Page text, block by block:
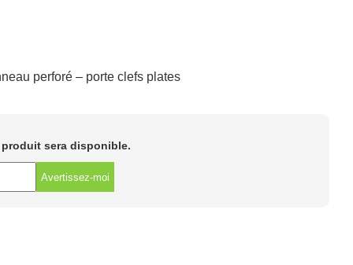
perforé – porte clefs plates
sera disponible.
Avertissez-moi